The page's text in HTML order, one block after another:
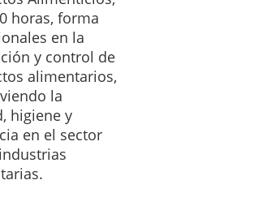
horas, forma
en la
y control de
alimentarios,
la
higiene y
en el sector